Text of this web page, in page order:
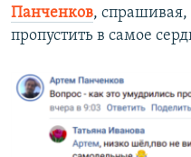
Панченков,
пропустить в самое